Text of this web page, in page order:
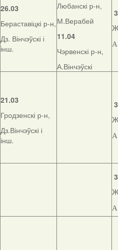
26.03
Бераставіцкі р-н,
Дз. Вінчэўскі і
інш.
Любанскі р-н,
М.Верабей
11.04
Чэрвенскі р-н,
А.Вінчэўскі
21.03
Гродзенскі р-н,
Дз.Вінчэўскі і
інш.